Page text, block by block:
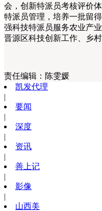
会，创新特派员考核评价
特派员管理，培养一批留
强科技特派员服务农业产
晋源区科技创新工作、乡
责任编辑： 陈雯媛
凯发代理
|
要闻
|
深度
|
资讯
|
善上记
|
影像
|
山西美